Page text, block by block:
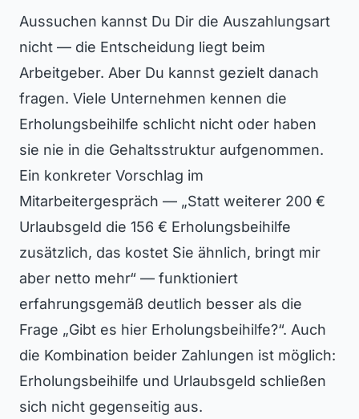
Aussuchen kannst Du Dir die Auszahlungsart
nicht — die Entscheidung liegt beim
Arbeitgeber. Aber Du kannst gezielt danach
fragen. Viele Unternehmen kennen die
Erholungsbeihilfe schlicht nicht oder haben
sie nie in die Gehaltsstruktur aufgenommen.
Ein konkreter Vorschlag im
Mitarbeitergespräch — „Statt weiterer 200 €
Urlaubsgeld die 156 € Erholungsbeihilfe
zusätzlich, das kostet Sie ähnlich, bringt mir
aber netto mehr“ — funktioniert
erfahrungsgemäß deutlich besser als die
Frage „Gibt es hier Erholungsbeihilfe?“. Auch
die Kombination beider Zahlungen ist möglich:
Erholungsbeihilfe und Urlaubsgeld schließen
sich nicht gegenseitig aus.